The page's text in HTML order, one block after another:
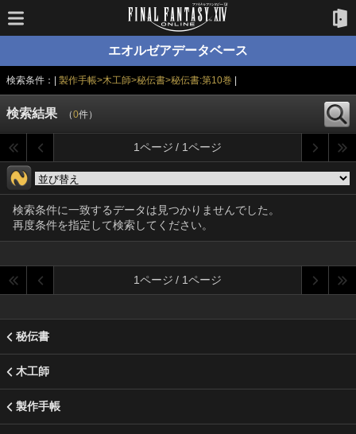
エオルゼアデータベース
検索条件：| 製作手帳>木工師>秘伝書>秘伝書:第10巻
検索結果 （0件）
1ページ / 1ページ
検索条件に一致するデータは見つかりませんでした。
再度条件を指定して検索してください。
1ページ / 1ページ
秘伝書
木工師
製作手帳